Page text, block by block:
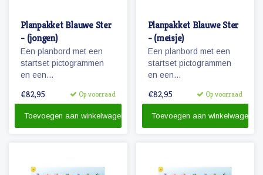
Planpakket Blauwe Ster
- (jongen)
Een planbord met een
startset pictogrammen
en een
€82,95 Op voorraad
Toevoegen aan winkelwagen
Planpakket Blauwe Ster
- (meisje)
Een planbord met een
startset pictogrammen
en een
€82,95 Op voorraad
Toevoegen aan winkelwagen